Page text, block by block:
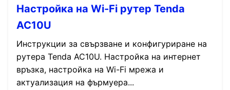
Настройка на Wi-Fi рутер Tenda
AC10U
Инструкции за свързване и конфигуриране на
рутера Tenda AC10U. Настройка на интернет
връзка, настройка на Wi-Fi мрежа и
актуализация на фърмуера...